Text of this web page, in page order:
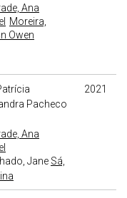
Ana
Moreira,
Owen
Pacheco
Ana
Jane Sá,
2021